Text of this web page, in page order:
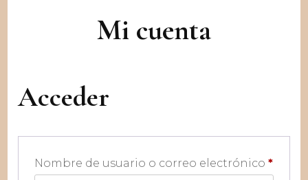
Mi cuenta
Acceder
Nombre de usuario o correo electrónico*